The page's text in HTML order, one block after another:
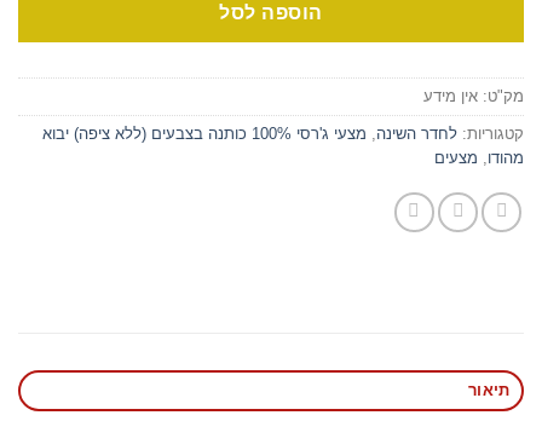
הוספה לסל
מק"ט:אין מידע
קטגוריות:לחדר השינה,
מצעי ג'רסי 100% כותנה בצבעים (ללא ציפה) יבוא
מהודו,מצעים
תיאור